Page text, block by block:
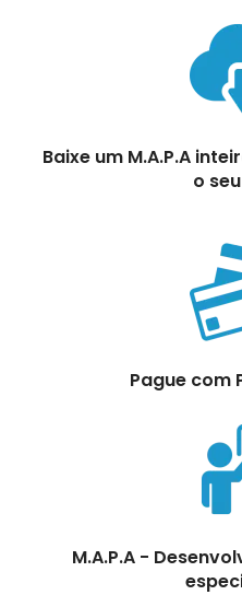
Baixe um M.A.P.A
o
Pague com
M.A.P.A -